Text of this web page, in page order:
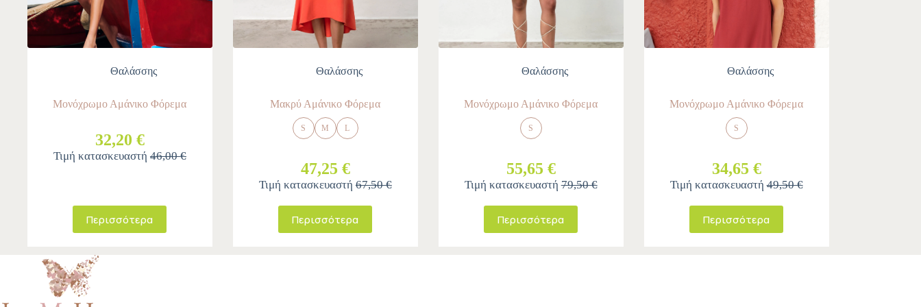
Θαλάσσης
Μονόχρωμο Αμάνικο Φόρεμα
32,20 €
Τιμή κατασκευαστή 46,00 €
Περισσότερα
Θαλάσσης
Μακρύ Αμάνικο Φόρεμα
S M L
47,25 €
Τιμή κατασκευαστή67,50 €
Περισσότερα
Θαλάσσης
Μονόχρωμο Αμάνικο Φόρεμα
S
55,65 €
Τιμή κατασκευαστή79,50 €
Περισσότερα
Θαλάσσης
Μονόχρωμο Αμάνικο Φόρεμα
S
34,65 €
Τιμή κατασκευαστή49,50 €
Περισσότερα